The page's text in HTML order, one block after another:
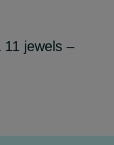
11 jewels –